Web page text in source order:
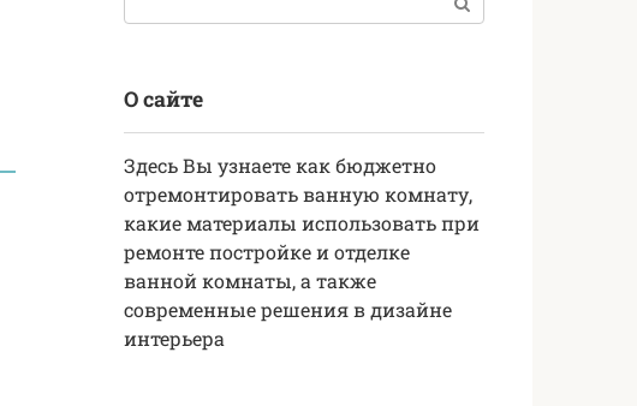
О сайте
Здесь Вы узнаете как бюджетно
отремонтировать ванную комнату,
какие материалы использовать при
ремонте постройке и отделке
ванной комнаты, а также
современные решения в дизайне
интерьера